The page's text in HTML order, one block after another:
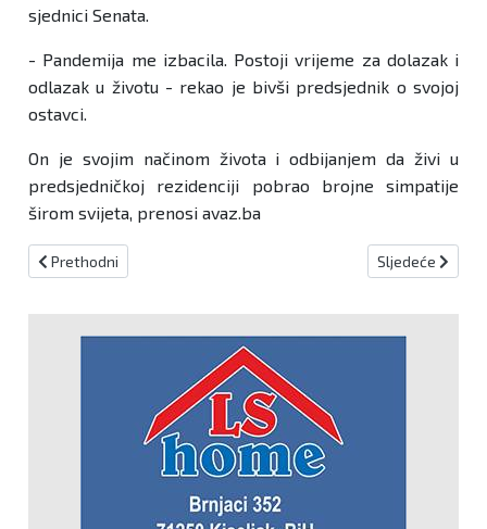
sjednici Senata.
- Pandemija me izbacila. Postoji vrijeme za dolazak i
odlazak u životu - rekao je bivši predsjednik o svojoj
ostavci.
On je svojim načinom života i odbijanjem da živi u
predsjedničkoj rezidenciji pobrao brojne simpatije
širom svijeta, prenosi avaz.ba
Prethodni članak: Javni poziv za dodjelu financijskih sredstava
Prethodni Sljedeći
Sljedeće